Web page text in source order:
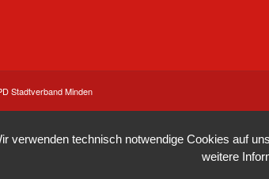
Stadtverband Minden
verwenden technisch notwendige Cookies auf
weitere